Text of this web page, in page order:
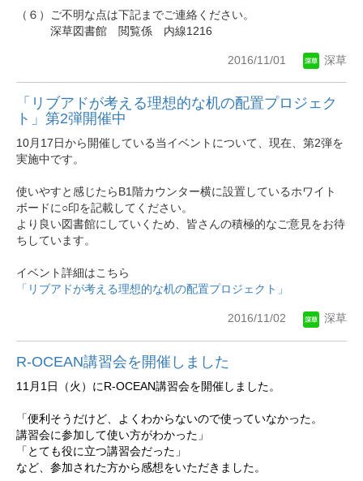
（６）ご不明な点は下記までご連絡ください。
深草図書館 閲覧係 内線1216
2016/11/01 深草
「リブアドが考える理想的な机の配置プロジェク
ト」第2弾開催中
10月17日から開催している当イベントについて、現在、第2弾を
実施中です。
使いやすと感じたらB1階カウンター横に設置しているホワイト
ボードに○印を記載してください。
より良い図書館にしていくため、皆さんの積極的なご意見をお待
ちしています。
イベント詳細はこちら
「リブアドが考える理想的な机の配置プロジェクト」
2016/11/02 深草
R-OCEAN講習会を開催しました
11月1日（火）にR-OCEAN講習会を開催しました。
「便利そうだけど、よくわからないので使っていなかった。
講習会に参加して使い方がわかった」
「とても役に立つ講習会だった」
など、参加された方から感想をいただきました。